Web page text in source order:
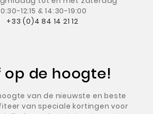
12:15 & 14:30-19:00
+33 (0)4 84 14 21 12
op de hoogte!
van de nieuwste en beste
van speciale kortingen voor